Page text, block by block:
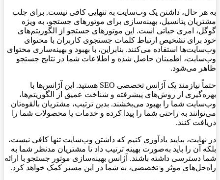
به هر حال، داشتن یک وب‌سایت به تنهایی کافی نیست. برای جلب
مشتریان پتانسیل، بهینه‌سازی برای موتورهای جستجو، به ویژه
گوگل، امری حیاتی است. این موتورهای جستجو از الگوریتم‌های
خود برای تشخیص ارتباط کلمات جستجوی کاربران با محتوای
وب‌سایت‌ها استفاده می‌کنند. بنابراین، با بهبود و بهینه‌سازی محتوای
وب‌سایت، اطمینان حاصل شده و اطلاعات شما در نتایج جستجو
ظاهر می‌شود.
حتماً نیازمند یک آژانس تخصصی SEO هستید. این آژانس‌ها با
بهره‌گیری از روش‌های پیشرفته و شناخت عمیق از الگوریتم‌ها،
وب‌سایت شما را بهبود می‌بخشند. بدین ترتیب، مشتریان بالقوه‌تان
می‌توانند به راحتی شما را پیدا کرده و خدمات یا محصولات شما را
دریافت کنند.
در نهایت، بیایید یادآوری کنیم که داشتن وب‌سایت تنها کافی نیست،
بلکه آن را باید به‌صورت بهینه ترتیب داد تا مشتریان مدنظر شما به
شما دسترسی داشته باشند. آژانس بهینه‌سازی موتور جستجو با ارائه
راه‌حل‌های موثر و تخصصی، به شما در این مسیر کمک خواهد کرد.